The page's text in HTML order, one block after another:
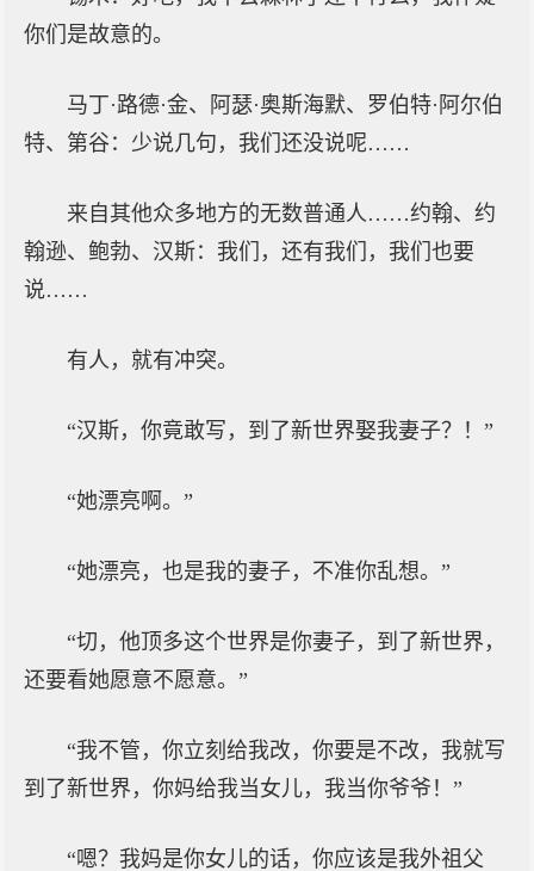
你们是故意的。
马丁·路德·金、阿瑟·奥斯海默、罗伯特·阿尔伯
特、第谷：少说几句，我们还没说呢……
来自其他众多地方的无数普通人……约翰、约
翰逊、鲍勃、汉斯：我们，还有我们，我们也要
说……
有人，就有冲突。
“汉斯，你竟敢写，到了新世界娶我妻子？！”
“她漂亮啊。”
“她漂亮，也是我的妻子，不准你乱想。”
“切，他顶多这个世界是你妻子，到了新世界，
还要看她愿意不愿意。”
“我不管，你立刻给我改，你要是不改，我就写
到了新世界，你妈给我当女儿，我当你爷爷！”
“嗯？我妈是你女儿的话，你应该是我外祖父